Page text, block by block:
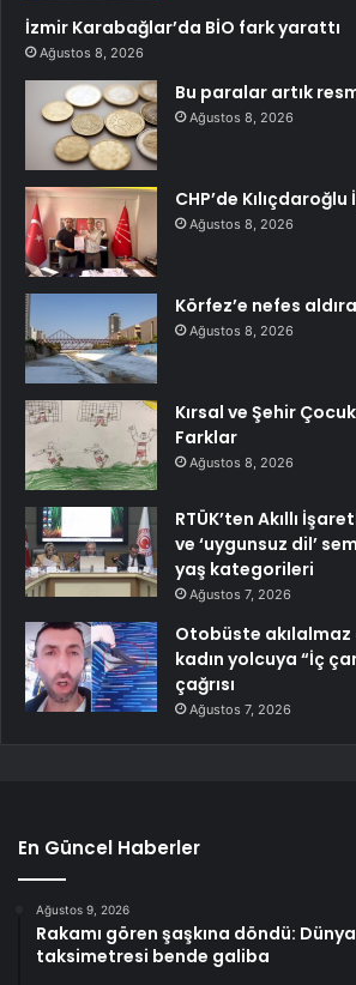
İzmir Karabağlar’da BİO fark yarattı
Ağustos 8, 2026
Bu paralar artık
Ağustos 8, 2026
CHP’de
Ağustos 8, 2026
Körfez’e nefes
Ağustos 8, 2026
Kırsal ve Şehir
Farklar
Ağustos 8, 2026
RTÜK’ten Akıllı
ve ‘uygunsuz dil’
yaş kategorileri
Ağustos 7, 2026
Otobüste
kadın yolcuya “İç
çağrısı
Ağustos 7, 2026
En Güncel Haberler
Ağustos 9, 2026
Rakamı gören şaşkına döndü:
taksimetresi bende galiba